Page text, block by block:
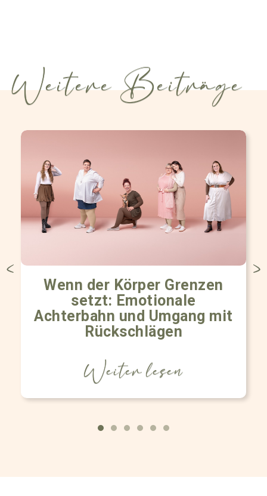
Weitere Beiträge
Wenn der Körper Grenzen
setzt: Emotionale
Achterbahn und Umgang mit
Rückschlägen
Weiter lesen